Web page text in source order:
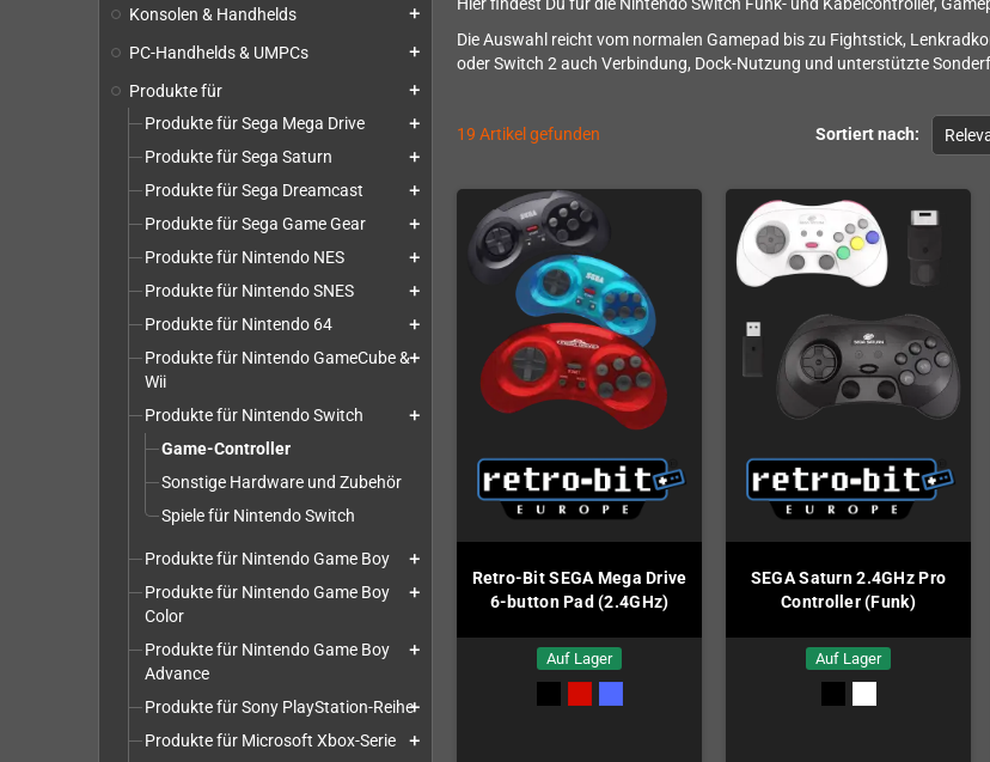
Konsolen & Handhelds add
PC-Handhelds & UMPCs add
Produkte für add
Produkte für Sega Mega Drive add
Produkte für Sega Saturn add
Produkte für Sega Dreamcast add
Produkte für Sega Game Gear add
Produkte für Nintendo NES add
Produkte für Nintendo SNES add
Produkte für Nintendo 64 add
Produkte für Nintendo GameCube &
Wii
add
Produkte für Nintendo Switch add
Game-Controller
Sonstige Hardware und Zubehör
Spiele für Nintendo Switch
Produkte für Nintendo Game Boy add
Produkte für Nintendo Game Boy
Color
add
Produkte für Nintendo Game Boy
Advance
add
Produkte für Sony PlayStation-Reiheadd
Produkte für Microsoft Xbox-Serie add
Hier findest Du für die Nintendo Switch Funk- und Kabelcontroller,
Die Auswahl reicht vom normalen Gamepad bis zu Fightstick,
oder Switch 2 auch Verbindung, Dock-Nutzung und unterstützte
Sortiert nach:
19 Artikel gefunden
Retro-Bit SEGA Mega Drive
6-button Pad (2.4GHz)
Auf Lager
SEGA Saturn 2.4GHz Pro
Controller (Funk)
Auf Lager